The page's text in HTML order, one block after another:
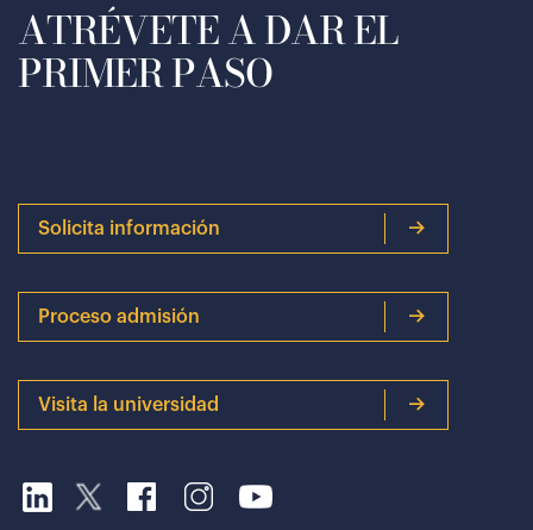
ATRÉVETE A DAR EL
PRIMER PASO
Solicita información
Proceso admisión
Visita la universidad